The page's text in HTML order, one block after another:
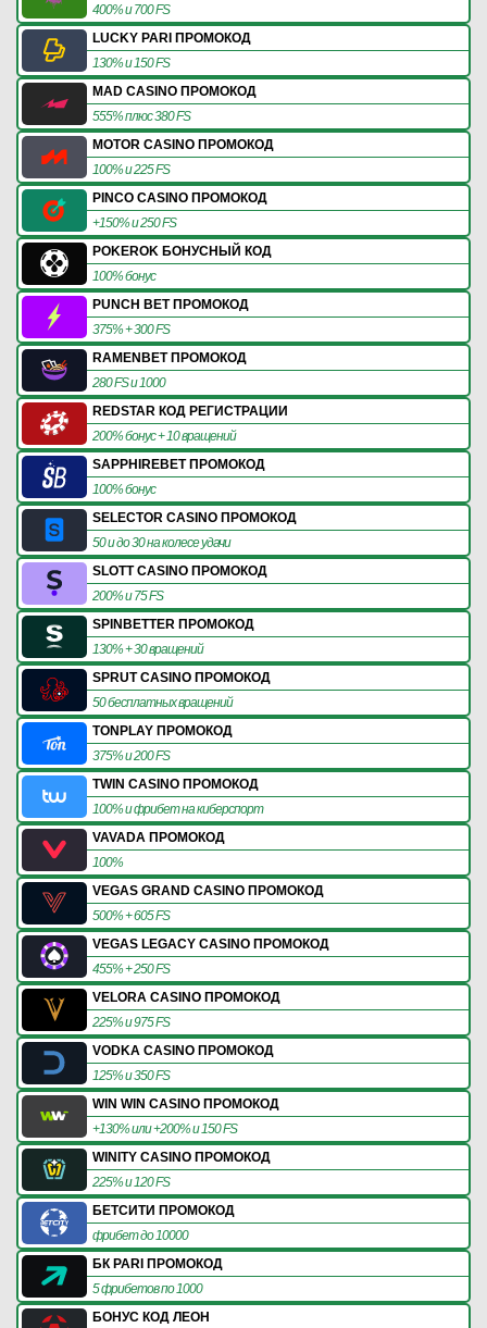
400% и 700 FS
LUCKY PARI ПРОМОКОД
130% и 150 FS
MAD CASINO ПРОМОКОД
555% плюс 380 FS
MOTOR CASINO ПРОМОКОД
100% и 225 FS
PINCO CASINO ПРОМОКОД
+150% и 250 FS
POKEROK БОНУСНЫЙ КОД
100% бонус
PUNCH BET ПРОМОКОД
375% + 300 FS
RAMENBET ПРОМОКОД
280 FS и 1000
REDSTAR КОД РЕГИСТРАЦИИ
200% бонус + 10 вращений
SAPPHIREBET ПРОМОКОД
100% бонус
SELECTOR CASINO ПРОМОКОД
50 и до 30 на колесе удачи
SLOTT CASINO ПРОМОКОД
200% и 75 FS
SPINBETTER ПРОМОКОД
130% + 30 вращений
SPRUT CASINO ПРОМОКОД
50 бесплатных вращений
TONPLAY ПРОМОКОД
375% и 200 FS
TWIN CASINO ПРОМОКОД
100% и фрибет на киберспорт
VAVADA ПРОМОКОД
100%
VEGAS GRAND CASINO ПРОМОКОД
500% + 605 FS
VEGAS LEGACY CASINO ПРОМОКОД
455% + 250 FS
VELORA CASINO ПРОМОКОД
225% и 975 FS
VODKA CASINO ПРОМОКОД
125% и 350 FS
WIN WIN CASINO ПРОМОКОД
+130% или +200% и 150 FS
WINITY CASINO ПРОМОКОД
225% и 120 FS
БЕТСИТИ ПРОМОКОД
фрибет до 10000
БК PARI ПРОМОКОД
5 фрибетов по 1000
БОНУС КОД ЛЕОН